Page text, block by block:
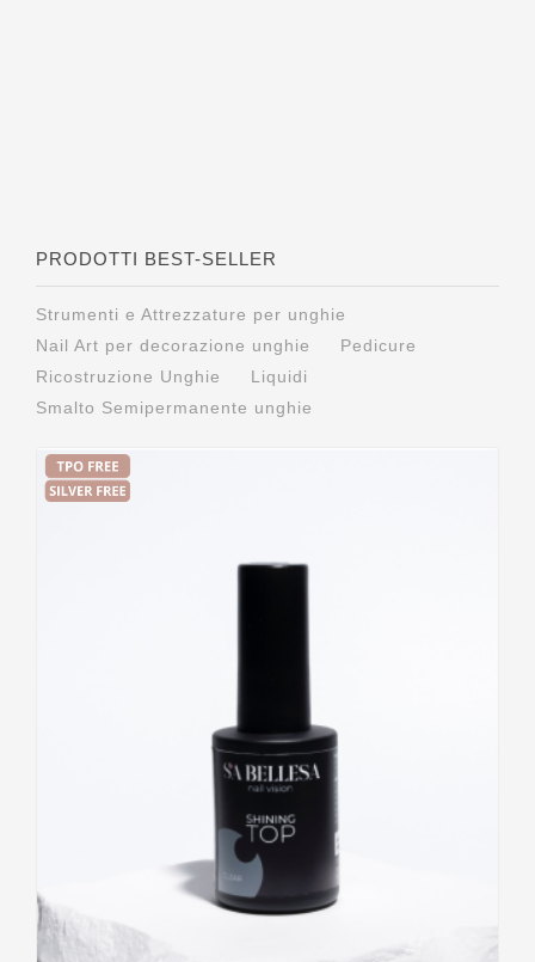
PRODOTTI BEST-SELLER
Strumenti e Attrezzature per unghie
Nail Art per decorazione unghie
Pedicure
Ricostruzione Unghie
Liquidi
Smalto Semipermanente unghie